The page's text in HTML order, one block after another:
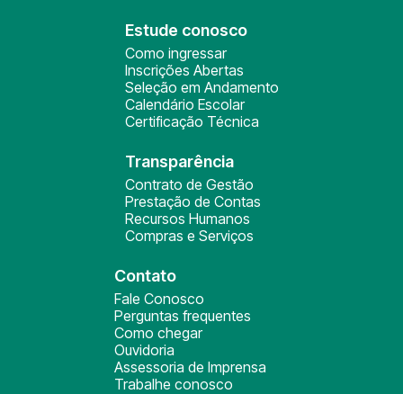
Estude conosco
Como ingressar
Inscrições Abertas
Seleção em Andamento
Calendário Escolar
Certificação Técnica
Transparência
Contrato de Gestão
Prestação de Contas
Recursos Humanos
Compras e Serviços
Contato
Fale Conosco
Perguntas frequentes
Como chegar
Ouvidoria
Assessoria de Imprensa
Trabalhe conosco